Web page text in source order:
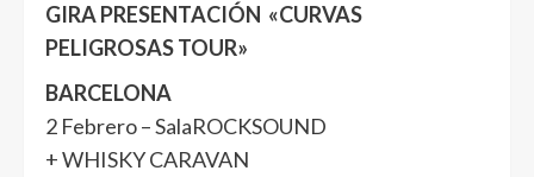
GIRA PRESENTACIÓN «CURVAS
PELIGROSAS TOUR»
BARCELONA
2 Febrero – SalaROCKSOUND
+ WHISKY CARAVAN